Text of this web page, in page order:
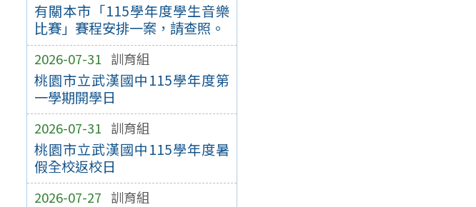
有關本市「115學年度學生音樂
比賽」賽程安排一案，請查照。
2026-07-31 訓育組
桃園市立武漢國中115學年度第
一學期開學日
2026-07-31 訓育組
桃園市立武漢國中115學年度暑
假全校返校日
2026-07-27 訓育組